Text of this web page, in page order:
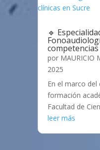
🔹
por MAURICIO
2025
En el marco
formación
Facultad de
leer más